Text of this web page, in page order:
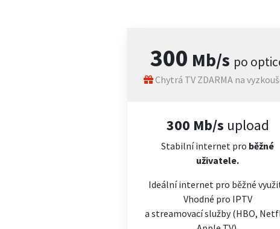
300 Mb/s po
Chytrá TV ZDARMA na
300 Mb/s upload
Stabilní internet pro běžné
uživatele.
Ideální internet pro běžné
Vhodné pro IPTV
a streamovací služby (HBO,